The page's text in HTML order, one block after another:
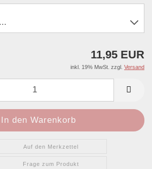
11,95 EUR
inkl. 19% MwSt. zzgl. Versand
Auf den Merkzettel
Frage zum Produkt